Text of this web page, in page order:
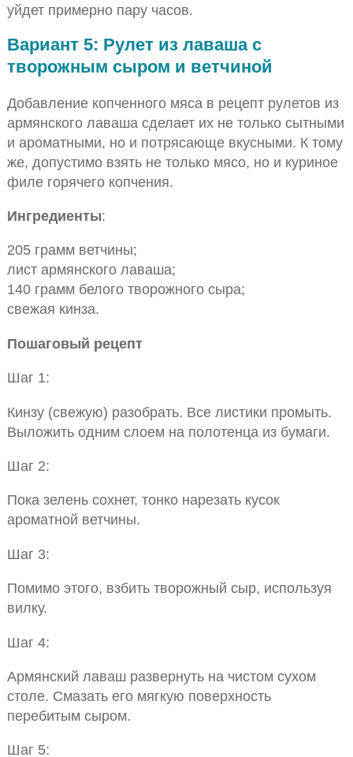
уйдет примерно пару часов.
Вариант 5: Рулет из лаваша с
творожным сыром и ветчиной
Добавление копченного мяса в рецепт рулетов из
армянского лаваша сделает их не только сытными
и ароматными, но и потрясающе вкусными. К тому
же, допустимо взять не только мясо, но и куриное
филе горячего копчения.
Ингредиенты:
205 грамм ветчины;
лист армянского лаваша;
140 грамм белого творожного сыра;
свежая кинза.
Пошаговый рецепт
Шаг 1:
Кинзу (свежую) разобрать. Все листики промыть.
Выложить одним слоем на полотенца из бумаги.
Шаг 2:
Пока зелень сохнет, тонко нарезать кусок
ароматной ветчины.
Шаг 3:
Помимо этого, взбить творожный сыр, используя
вилку.
Шаг 4:
Армянский лаваш развернуть на чистом сухом
столе. Смазать его мягкую поверхность
перебитым сыром.
Шаг 5: